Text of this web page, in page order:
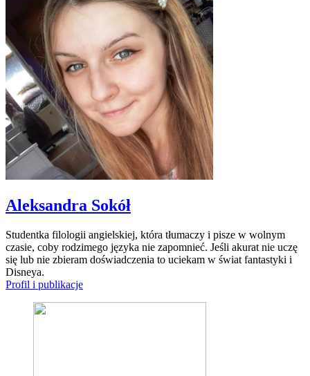
Aleksandra Sokół
Studentka filologii angielskiej, która tłumaczy i pisze w wolnym
czasie, coby rodzimego języka nie zapomnieć. Jeśli akurat nie uczę
się lub nie zbieram doświadczenia to uciekam w świat fantastyki i
Disneya.
Profil i publikacje